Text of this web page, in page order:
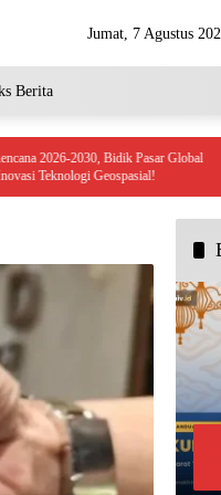
Jumat, 7 Agustus
Berita
2030, Bidik Pasar Global
Geospasial!